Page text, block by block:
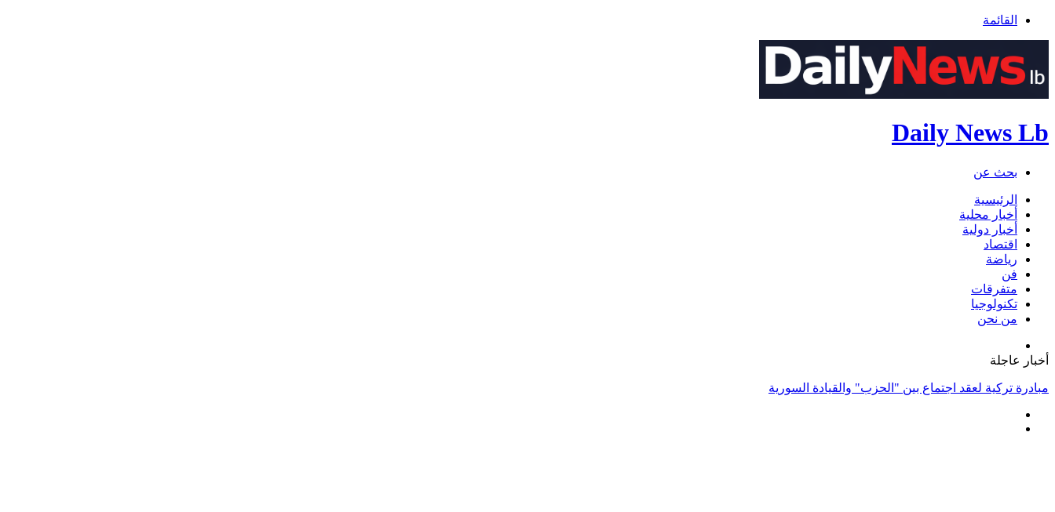
القائمة
Daily News Lb
بحث عن
الرئيسية
أخبار محلية
أخبار دولية
اقتصاد
رياضة
فن
متفرقات
تكنولوجيا
من نحن
أخبار عاجلة
مبادرة تركية لعقد اجتماع بين "الحزب" والقيادة السورية